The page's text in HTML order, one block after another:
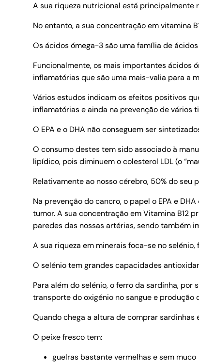
A sua riqueza nutricional está principalmente
No entanto, a sua concentração em vitamina
Os ácidos ómega-3 são uma família de
Funcionalmente, os mais importantes ácidos
inflamatórias que são uma mais-valia para a
Vários estudos indicam os efeitos positivos
inflamatórias e ainda na prevenção de vários
O EPA e o DHA não conseguem ser
O consumo destes tem sido associado à
lipídico, pois diminuem o colesterol LDL (o
Relativamente ao nosso cérebro, 50% do seu
Na prevenção do cancro, o papel o EPA e
tumor. A sua concentração em Vitamina B12
paredes das nossas artérias, sendo também
A sua riqueza em minerais foca-se no
O selénio tem grandes capacidades
Para além do selénio, o ferro da sardinha,
transporte do oxigénio no sangue e produção
Quando chega a altura de comprar
O peixe fresco tem:
guelras bastante vermelhas e sem muco